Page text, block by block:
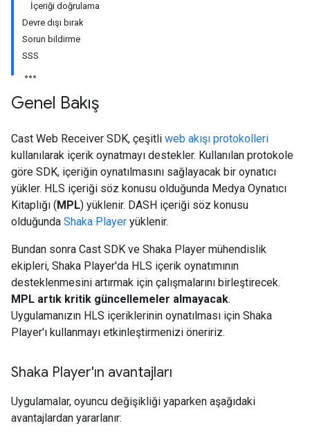
İçeriği doğrulama
Devre dışı bırak
Sorun bildirme
SSS
Genel Bakış
Cast Web Receiver SDK, çeşitli web akışı protokolleri
kullanılarak içerik oynatmayı destekler. Kullanılan protokole
göre SDK, içeriğin oynatılmasını sağlayacak bir oynatıcı
yükler. HLS içeriği söz konusu olduğunda Medya Oynatıcı
Kitaplığı (MPL) yüklenir. DASH içeriği söz konusu
olduğunda Shaka Player yüklenir.
Bundan sonra Cast SDK ve Shaka Player mühendislik
ekipleri, Shaka Player'da HLS içerik oynatımının
desteklenmesini artırmak için çalışmalarını birleştirecek.
MPL artık kritik güncellemeler almayacak.
Uygulamanızın HLS içeriklerinin oynatılması için Shaka
Player'ı kullanmayı etkinleştirmenizi öneririz.
Shaka Player'ın avantajları
Uygulamalar, oyuncu değişikliği yaparken aşağıdaki
avantajlardan yararlanır: